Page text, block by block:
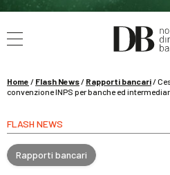
WEBINAR / 23
Nuove linee guida EBA sulla
SCOPRI I
Home / Flash News/ Rapporti bancari/
convenzione INPS per banche ed
FLASH NEWS
Rapporti bancari